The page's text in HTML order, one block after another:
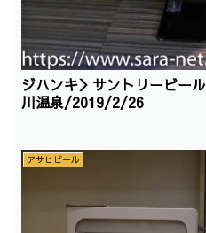
ジハンキ＞サントリービー
川温泉/2019/2/26
アサヒビール